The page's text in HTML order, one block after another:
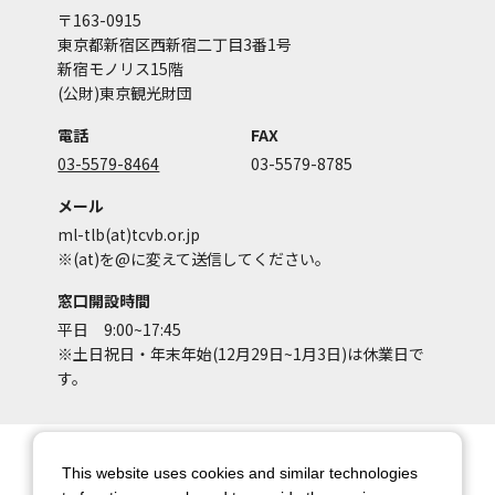
〒163-0915
東京都新宿区西新宿二丁目3番1号
新宿モノリス15階
(公財)東京観光財団
電話
03-5579-8464
FAX
03-5579-8785
メール
ml-tlb(at)tcvb.or.jp
※(at)を@に変えて送信してください。
窓口開設時間
平日 9:00~17:45
※土日祝日・年末年始(12月29日~1月3日)は休業日で
す。
サイトマップ
サイトポリシー
This website uses cookies and similar technologies